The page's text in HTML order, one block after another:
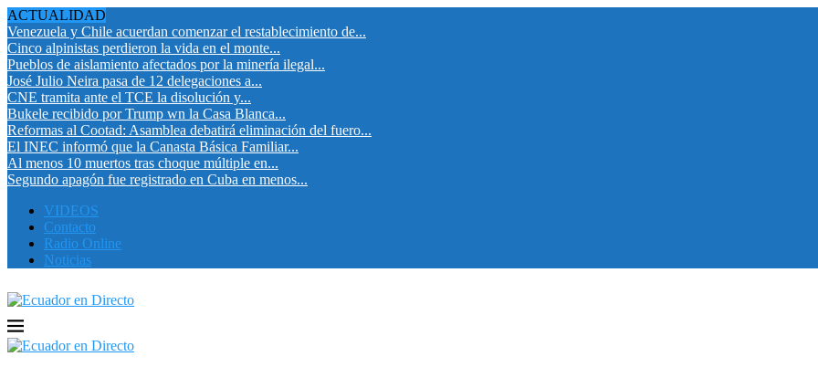
ACTUALIDAD
Venezuela y Chile acuerdan comenzar el restablecimiento de...
Cinco alpinistas perdieron la vida en el monte...
Pueblos de aislamiento afectados por la minería ilegal...
José Julio Neira pasa de 12 delegaciones a...
CNE tramita ante el TCE la disolución y...
Bukele recibido por Trump wn la Casa Blanca...
Reformas al Cootad: Asamblea debatirá eliminación del fuero...
El INEC informó que la Canasta Básica Familiar...
Al menos 10 muertos tras choque múltiple en...
Segundo apagón fue registrado en Cuba en menos...
VIDEOS
Contacto
Radio Online
Noticias